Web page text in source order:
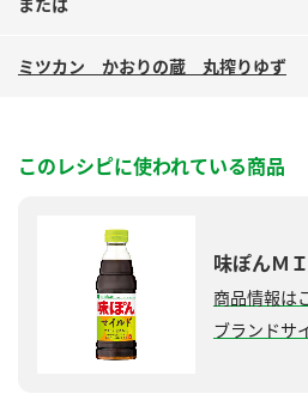
または
ミツカン かおりの蔵 丸搾りゆず
このレシピに使われている商品
味ぽんＭ
商品情報は
ブランドサ